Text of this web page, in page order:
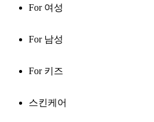
For 여성
For 남성
For 키즈
스킨케어